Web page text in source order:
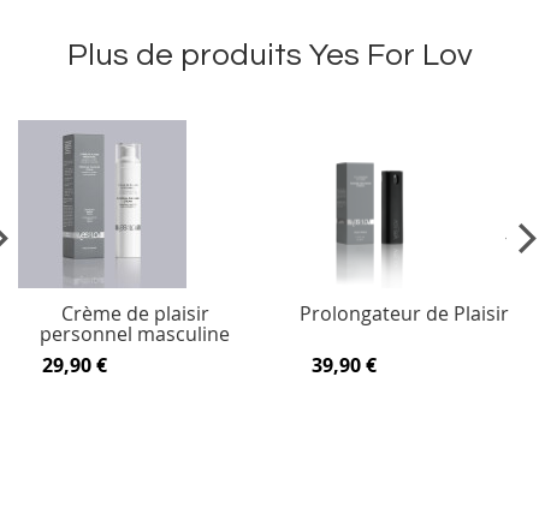
Plus de produits Yes For Lov
Crème de plaisir
personnel masculine
29,90 €
Prolongateur de Plaisir
39,90 €